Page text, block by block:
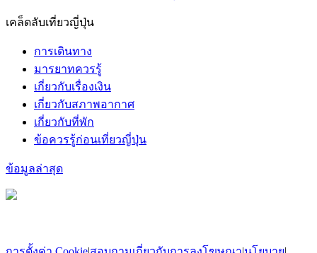
เคล็ดลับเที่ยวญี่ปุ่น
การเดินทาง
มารยาทควรรู้
เกี่ยวกับเรื่องเงิน
เกี่ยวกับสภาพอากาศ
เกี่ยวกับที่พัก
ข้อควรรู้ก่อนเที่ยวญี่ปุ่น
ข้อมูลล่าสุด